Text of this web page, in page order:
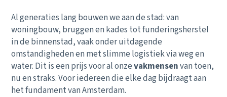
Al generaties lang bouwen we aan de stad: van
woningbouw, bruggen en kades tot funderingsherstel
in de binnenstad, vaak onder uitdagende
omstandigheden en met slimme logistiek via weg en
water. Dit is een prijs voor al onzevakmensenvan toen,
nu en straks. Voor iedereen die elke dag bijdraagt aan
het fundament van Amsterdam.